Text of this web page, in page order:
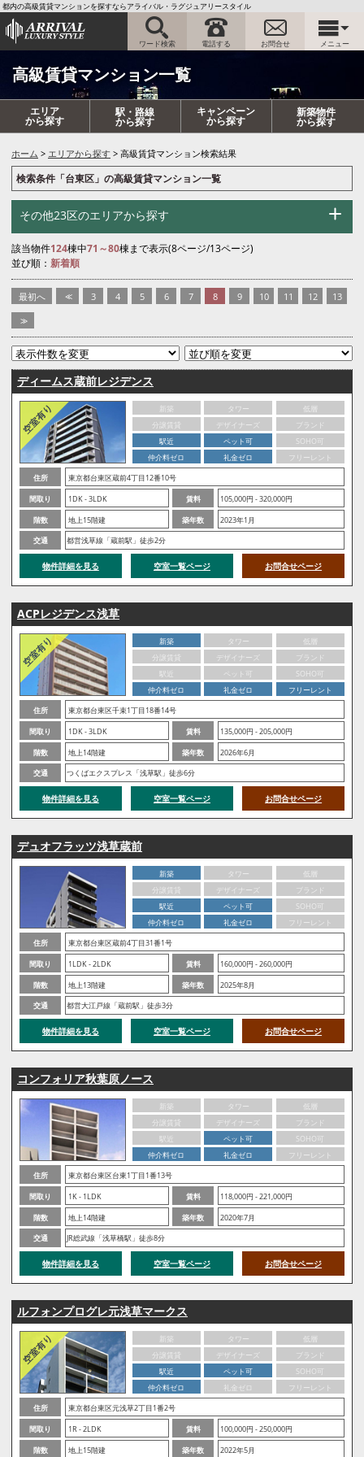
都内の高級賃貸マンションを探すならアライバル・ラグジュアリースタイル
ワード検索 電話する お問合せ メニュー
高級賃貸マンション一覧
エリア
から探す
駅・路線
から探す
キャンペーン
から探す
新築物件
から探す
ホーム エリアから探す 高級賃貸マンション検索結果
検索条件「台東区」の高級賃貸マンション一覧
その他23区のエリアから探す
該当物件124棟中71～80棟まで表示(8ページ/13ページ)
並び順： 新着順
最初へ << 3 4 5 6 7 8 9 10 11 12
13
>>
ディームス蔵前レジデンス
新築 タワー
低層
分譲賃貸
デザイナーズ
ブランド
駅近
ペット可
SOHO可
仲介料ゼロ
礼金ゼロ
フリーレント
住所
東京都台東区蔵前4丁目12番10号
間取り
1DK - 3LDK 賃料
105,000円 - 320,000円
階数
地上15階建 築年数
2023年1月
交通
都営浅草線「蔵前駅」徒歩2分
物件詳細を見る 空室一覧ページ お問合せページ
ACPレジデンス浅草
新築 タワー
低層
分譲賃貸
デザイナーズ
ブランド
駅近
ペット可
SOHO可
仲介料ゼロ
礼金ゼロ
フリーレント
住所
東京都台東区千束1丁目18番14号
間取り
1DK - 3LDK 賃料
135,000円 - 205,000円
階数
地上14階建 築年数
2026年6月
交通
つくばエクスプレス「浅草駅」徒歩6分
物件詳細を見る 空室一覧ページ お問合せページ
デュオフラッツ浅草蔵前
新築 タワー
低層
分譲賃貸
デザイナーズ
ブランド
駅近
ペット可
SOHO可
仲介料ゼロ
礼金ゼロ
フリーレント
住所
東京都台東区蔵前4丁目31番1号
間取り
1LDK - 2LDK 賃料
160,000円 - 260,000円
階数
地上13階建 築年数
2025年8月
交通
都営大江戸線「蔵前駅」徒歩3分
物件詳細を見る 空室一覧ページ お問合せページ
コンフォリア秋葉原ノース
新築 タワー
低層
分譲賃貸
デザイナーズ
ブランド
駅近
ペット可
SOHO可
仲介料ゼロ
礼金ゼロ
フリーレント
住所
東京都台東区台東1丁目1番13号
間取り
1K - 1LDK 賃料
118,000円 - 221,000円
階数
地上14階建 築年数
2020年7月
交通
JR総武線「浅草橋駅」徒歩8分
物件詳細を見る 空室一覧ページ お問合せページ
ルフォンプログレ元浅草マークス
新築 タワー
低層
分譲賃貸
デザイナーズ
ブランド
駅近
ペット可
SOHO可
仲介料ゼロ
礼金ゼロ
フリーレント
住所
東京都台東区元浅草2丁目1番2号
間取り
1R - 2LDK 賃料
100,000円 - 250,000円
階数
地上15階建 築年数 2022年5月